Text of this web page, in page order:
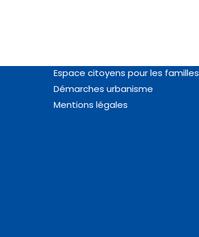
Espace citoyens pour les familles
Démarches urbanisme
Mentions légales